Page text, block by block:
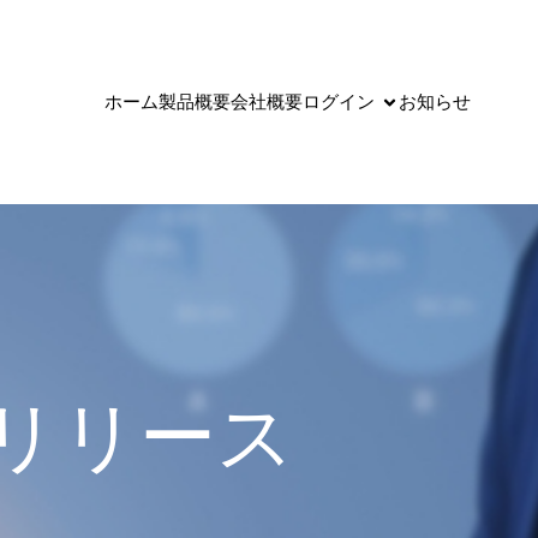
ホーム製品概要会社概要ログイン お知らせ
リース